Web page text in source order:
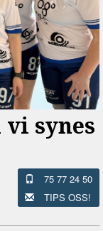
synes
75 77 24 50
TIPS OSS!